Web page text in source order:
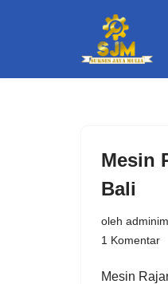
Mesin
Bali
oleh
1 Komentar
Mеѕіn